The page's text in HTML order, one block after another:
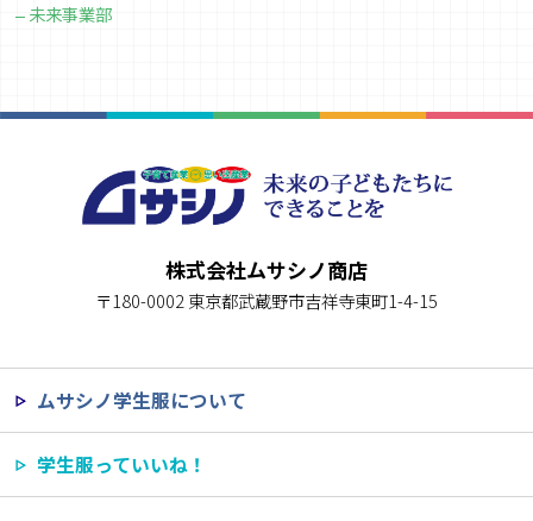
未来事業部
株式会社ムサシノ商店
〒180-0002 東京都武蔵野市吉祥寺東町1-4-15
ムサシノ学生服について
学生服っていいね！